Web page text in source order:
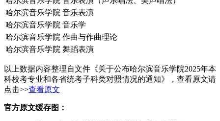
哈尔滨音乐学院 音乐表演
哈尔滨音乐学院 音乐学
哈尔滨音乐学院 作曲与作曲理论
哈尔滨音乐学院 舞蹈表演
以上数据内容整理自文件《关于公布哈尔滨音乐学院2025年本
科校考专业和各省统考子科类对照情况的通知》，查看原文请
点击>>查看原文
官方原文缓存图：